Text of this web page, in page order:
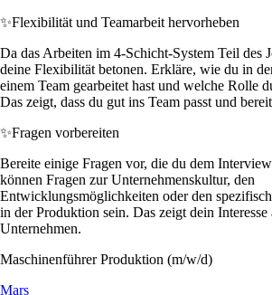
✨Flexibilität und Teamarbeit hervorheben
Da das Arbeiten im 4-Schicht-System Teil des
deine Flexibilität betonen. Erkläre, wie du in
einem Team gearbeitet hast und welche Rolle
Das zeigt, dass du gut ins Team passt und
✨Fragen vorbereiten
Bereite einige Fragen vor, die du dem
können Fragen zur Unternehmenskultur, den
Entwicklungsmöglichkeiten oder den
in der Produktion sein. Das zeigt dein
Unternehmen.
Maschinenführer Produktion (m/w/d)
Mars